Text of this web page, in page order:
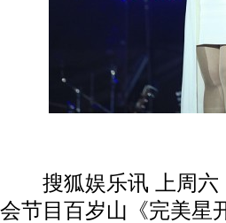
搜狐娱乐讯 上周六
会节目百岁山《完美星